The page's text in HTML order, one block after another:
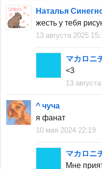
Наталья
жесть у тебя
13 августа 2025
マカロニ
<3
13
^ чуча
я фанат
10 мая 2024 22:19
マカロニ
Мне